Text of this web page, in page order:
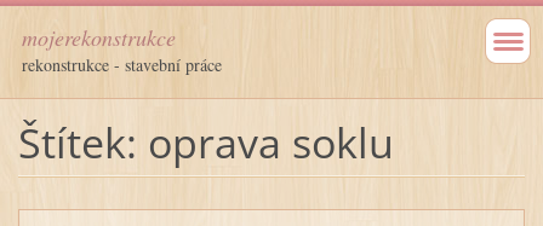
mojerekonstrukce
rekonstrukce - stavební práce
Štítek: oprava soklu